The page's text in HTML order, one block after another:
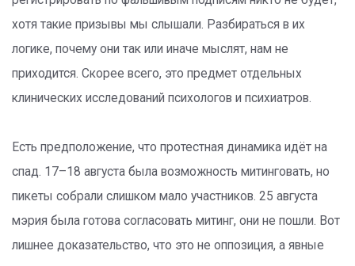
хотя такие призывы мы слышали. Разбираться в их
логике, почему они так или иначе мыслят, нам не
приходится. Скорее всего, это предмет отдельных
клинических исследований психологов и психиатров.
Есть предположение, что протестная динамика идёт на
спад. 17–18 августа была возможность митинговать, но
пикеты собрали слишком мало участников. 25 августа
мэрия была готова согласовать митинг, они не пошли. Вот
лишнее доказательство, что это не оппозиция, а явные